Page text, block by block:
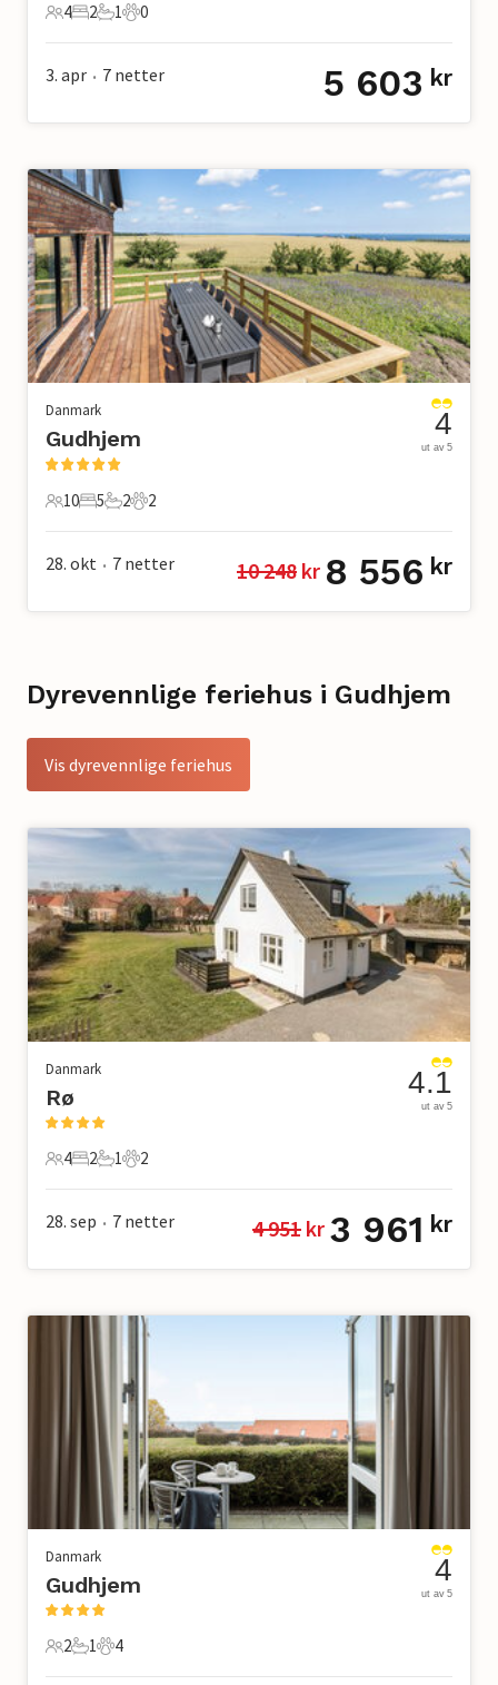
4 Gjester
4
2 Soverom
2
1 Bad
1
0 Kjæledyr
0
3. apr • 7 netter 5 603 kr
Danmark
Gudhjem
10 Gjester
10
5 Soverom
5
2 Bad
2
2 Kjæledyr
2
4
ut av 5
28. okt • 7 netter 10 248 kr 8 556 kr
Dyrevennlige feriehus i Gudhjem
Vis dyrevennlige feriehus
Danmark
Rø
4 Gjester
4
2 Soverom
2
1 Bad
1
2 Kjæledyr
2
4.1
ut av 5
28. sep • 7 netter 4 951 kr 3 961 kr
Danmark
Gudhjem
2 Gjester
2
1 Bad
1
4 Kjæledyr
4
4
ut av 5